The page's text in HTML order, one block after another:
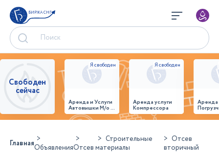
БИРЖА СНГ
Свободен
сейчас
Аренда и Услуги
Автовышки М/о г.
Домодедово
26,28,32 место
Аренда услуги
Компрессора
ГлавнаяОбъявленияОтсев
Строительные
материалы
Отсев
вторичный